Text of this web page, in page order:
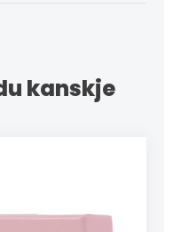
kanskje